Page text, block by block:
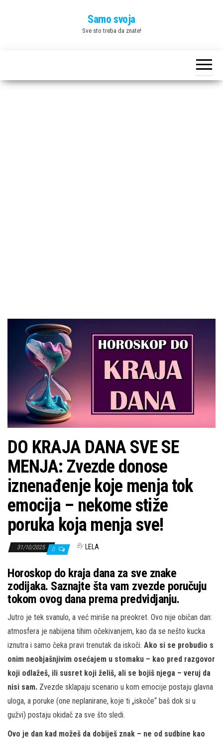
Samo svoja
Sve sto treba da znate!
DO KRAJA DANA SVE SE
MENJA: Zvezde donose
iznenađenje koje menja tok
emocija – nekome stiže
poruka koja menja sve!
31/10/2025 0 By LELA
Horoskop do kraja dana za sve znake
zodijaka. Saznajte šta vam zvezde poručuju
tokom ovog dana prema predvidjanju.
Jutro je tek svanulo, a već miriše na preokret. Ovo nije običan dan:
atmosfera je nabijena tihim očekivanjem, kao da se nešto kucka
iznutra i samo čeka pravi trenutak da iskoči. Ako si se probudio s
onim neobjašnjivim osećajem u stomaku – kao pred razgovor
koji odlažeš, ili susret koji želiš, ali se bojiš njega – veruj da
nisi sam. Zvezde sklapaju scenario u kom emocije postaju glavna
uloga, a poruke (one neplanirane, koje ti „iskoče“ baš dok si u
gužvi) postaju okidač za sve što sledi.
Ovo je dan kad možeš da dobiješ znak – ne od sudbine kao